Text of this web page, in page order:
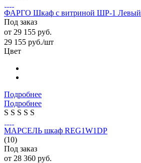
ФАРГО Шкаф с витриной ШР-1 Левый
Под заказ
от 29 155 руб.
29 155 руб./шт
Цвет
Подробнее
Подробнее
S S S S S
МАРСЕЛЬ шкаф REG1W1DP
(10)
Под заказ
от 28 360 руб.